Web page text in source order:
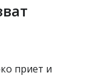
приет и